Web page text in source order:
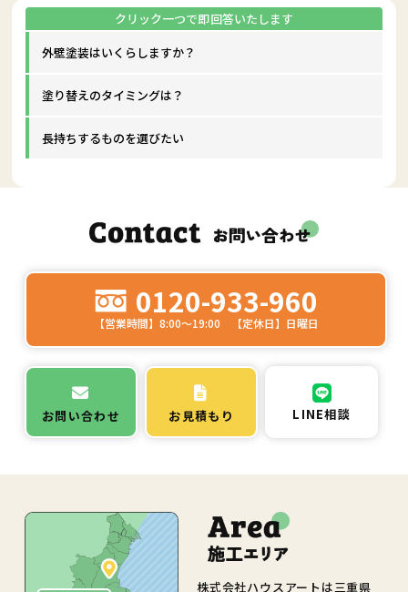
外壁塗装はいくらしますか？
塗り替えのタイミングは？
長持ちするものを選びたい
0120-933-960
【営業時間】8:00～19:00 【定休日】日曜日
お問い合わせ お見積もり LINE相談
株式会社ハウスアートは三重県